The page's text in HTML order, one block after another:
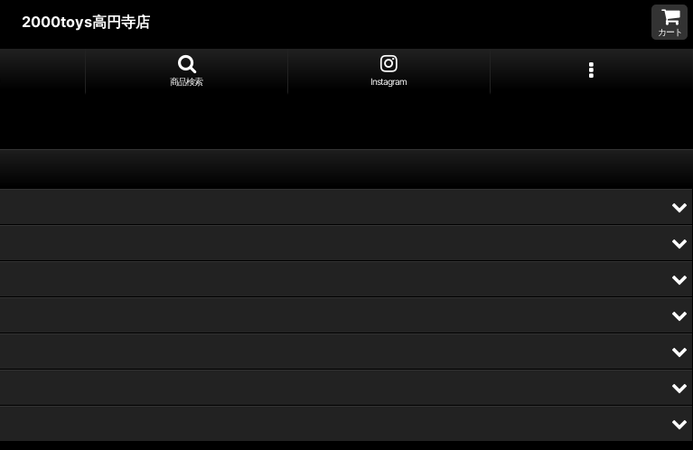
2000toys高円寺店
カート
商品検索 Instagram